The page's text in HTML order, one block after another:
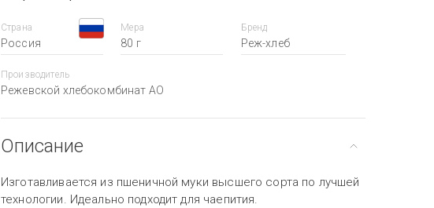
Страна
Россия
Мера
80 г
Бренд
Реж-хлеб
Производитель
Режевской хлебокомбинат АО
Описание
Изготавливается из пшеничной муки высшего сорта по лучшей
технологии. Идеально подходит для чаепития.